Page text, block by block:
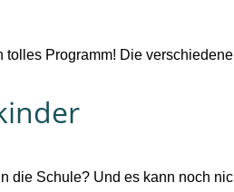
Programm! Die
die Schule? Und es kann noch